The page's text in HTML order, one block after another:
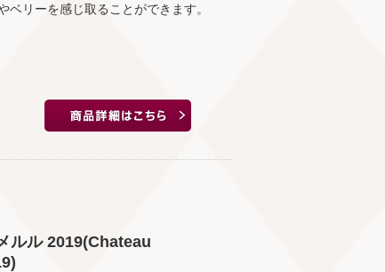
リーを感じ取ることができます。
ルル 2019(Chateau